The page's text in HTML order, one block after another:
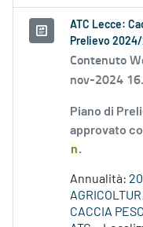
ATC Lecce:
Prelievo
Contenuto
nov-2024
Piano di
approvato
n.
Annualità:
CACCIA